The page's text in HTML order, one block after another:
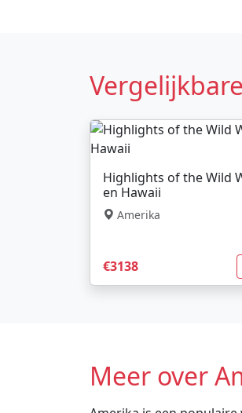
Highlights of the Wild
en Hawaii
Amerika
€3138
Meer over